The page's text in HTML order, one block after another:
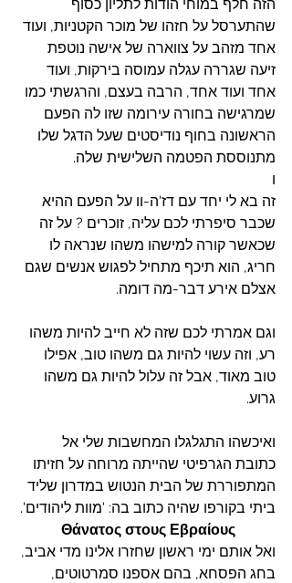
הזה חלף במוחי הודות לתליון כסוף
שהתערסל על חזהו של מוכר הקטניות, ועוד
אחד מזהב על צווארה של אישה נוטפת
זיעה שגררה עגלה עמוסה בירקות, ועוד
אחד ועוד אחד, הרבה בעצם, והרגשתי כמו
שמרגישה בחורה עירומה שזו לה הפעם
הראשונה בחוף נודיסטים שעל הדגל שלו
מתנוססת הפטמה השלישית שלה.
ו
זה בא לי יחד עם דז'ה-וו על הפעם ההיא
שכבר סיפרתי לכם עליה, זוכרים ? על זה
שכאשר קורה למישהו משהו שנראה לו
חריג, הוא תיכף מתחיל לפגוש אנשים שגם
אצלם אירע דבר-מה דומה.
וגם אמרתי לכם שזה לא חייב להיות משהו
רע, וזה עשוי להיות גם משהו טוב, אפילו
טוב מאוד, אבל זה עלול להיות גם משהו
גרוע.
ואיכשהו התגלגלו המחשבות שלי אל
כתובת הגרפיטי שהייתה מרוחה על חזיתו
המתפוררת של הבית הנטוש במדרון שליד
ביתי בקורפו שהיה כתוב בה: 'מוות ליהודים'.
Θάνατος στους Εβραίους
ואל אותם ימי ראשון שחזרו אלינו מדי אביב,
בחג הפסחא, בהם אספנו סמרטוטים,